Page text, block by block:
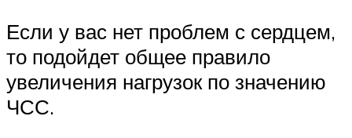
Если у вас нет проблем с сердцем,
то подойдет общее правило
увеличения нагрузок по значению
ЧСС.